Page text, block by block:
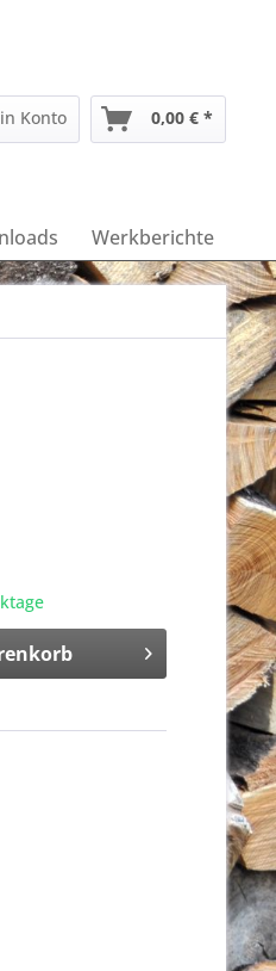
Konto 0,00 € *
Werkberichte